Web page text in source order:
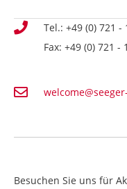
Tel.: +49 (0) 721 -
Fax: +49 (0) 721 -
Besuchen Sie uns für